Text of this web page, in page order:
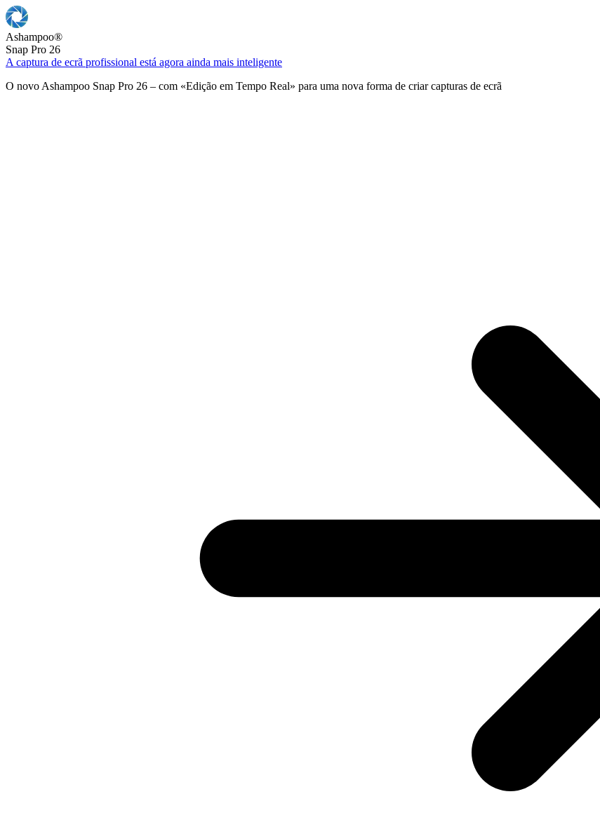
Ashampoo®
Snap Pro 26
A captura de ecrã profissional está agora ainda mais inteligente
O novo Ashampoo Snap Pro 26 – com «Edição em Tempo Real» para uma nova forma de criar capturas de ecrã